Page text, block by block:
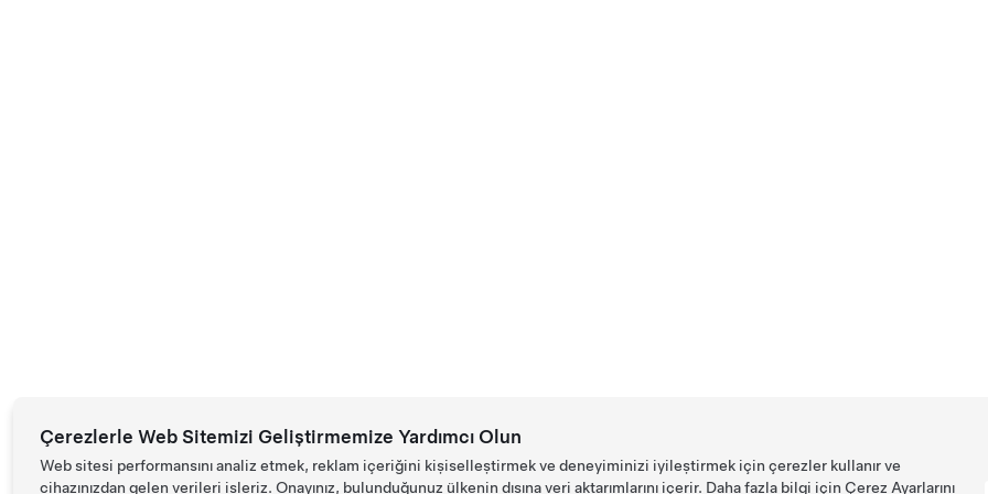
Çerezlerle Web Sitemizi Geliştirmemize Yardımcı Olun
Web sitesi performansını analiz etmek, reklam içeriğini kişiselleştirmek ve deneyiminizi iyileştirmek için çerezler kullanır ve
cihazınızdan gelen verileri işleriz. Onayınız, bulunduğunuz ülkenin dışına veri aktarımlarını içerir. Daha fazla bilgi için Çerez Ayarlarını